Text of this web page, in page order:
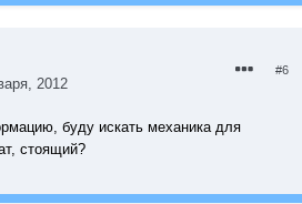
2012
#6
буду искать механика для
стоящий?